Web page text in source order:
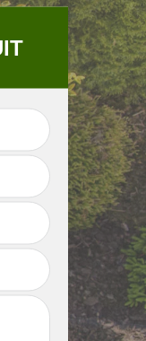
élagueur 19
Corrèze